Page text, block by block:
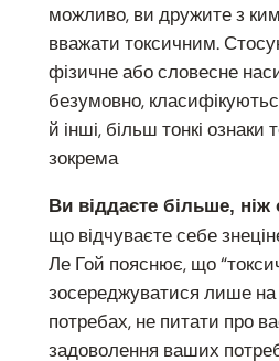
можливо, ви дружите з
вважати токсичним.
фізичне або словесне
безумовно,
й інші, більш тонкі ознаки
зокрема
Ви віддаєте більше, ніж
що відчуваєте себе
Ле Гой пояснює, що
зосереджуватися лише на
потребах, не питати про
задоволення ваших